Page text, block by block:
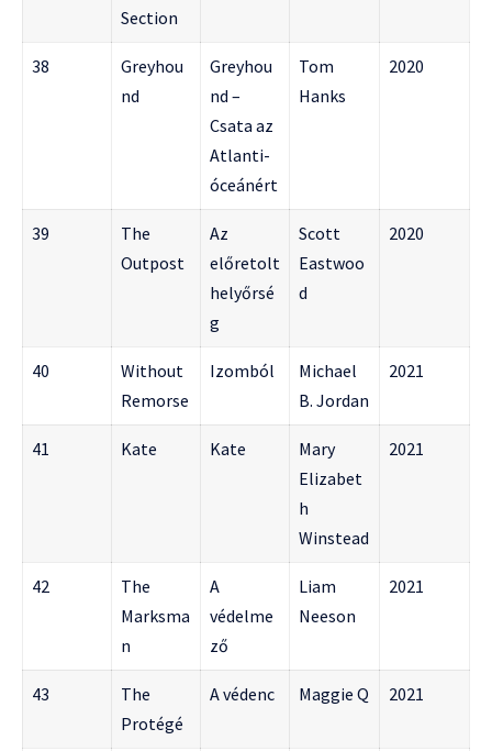
Section
38
Greyhou
nd
Greyhou
nd –
Csata az
Atlanti-
óceánért
Tom
Hanks
2020
39
The
Outpost
Az
előretolt
helyőrsé
g
Scott
Eastwoo
d
2020
40
Without
Remorse
Izomból
Michael
B. Jordan
2021
41 Kate Kate
Mary
Elizabet
h
Winstead
2021
42
The
Marksma
n
A
védelme
ző
Liam
Neeson
2021
43
The
Protégé
A védenc Maggie Q 2021